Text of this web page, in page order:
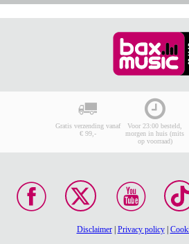
Gratis verzending vanaf
€ 99,-
Voor 23:00 besteld,
morgen in huis (mits
op voorraad)
Disclaimer| Privacy policy|